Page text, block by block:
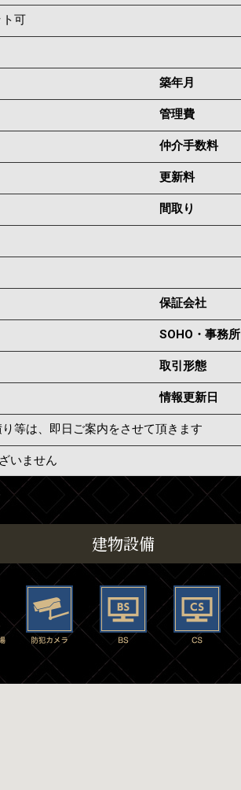
可
築年月
管理費
仲介手数料
更新料
間取り
保証会社
SOHO・事務所
取引形態
情報更新日
等は、即日ご案内をさせて頂きます
いません
建物設備